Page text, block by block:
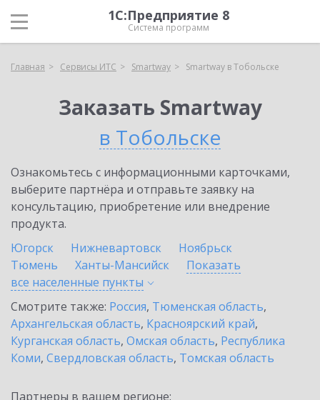
1С:Предприятие 8
Система программ
Главная Сервисы ИТС Smartway Smartway в Тобольске
Заказать Smartway
в Тобольске
Ознакомьтесь с информационными карточками,
выберите партнёра и отправьте заявку на
консультацию, приобретение или внедрение
продукта.
Югорск
Нижневартовск
Ноябрьск
Тюмень
Ханты-Мансийск
Показать
все населенные пункты
Смотрите также: Россия, Тюменская область,
Архангельская область, Красноярский край,
Курганская область, Омская область, Республика
Коми, Свердловская область, Томская область
Партнеры в вашем регионе: